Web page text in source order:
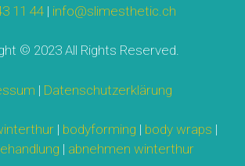
11 44| info@slimesthetic.ch
© 2023 All Rights Reserved.
| Datenschutzerklärung
| bodyforming | body wraps |
| abnehmen winterthur